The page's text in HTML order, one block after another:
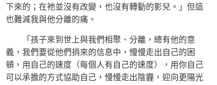
下來的；在祂並沒有改變，也沒有轉動的影兒。」但這
也難減我與他分離的痛。
「孩子來到世上與我們相聚、分離，總有他的意
義，我們要從他們捎來的信息中，慢慢走出自己的困
頓，用自己的速度（每個人有自己的速度），用你自己
可以承擔的方式協助自己，慢慢走出陰霾，迎向更陽光